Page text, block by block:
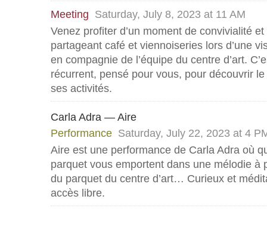
Meeting Saturday, July 8, 2023 at 11 AM
Venez profiter d’un moment de convivialité
partageant café et viennoiseries lors d’une
en compagnie de l’équipe du centre d’art.
récurrent, pensé pour vous, pour découvrir le
ses activités.
Carla Adra — Aire
Performance Saturday, July 22, 2023 at 4
Aire est une performance de Carla Adra où
parquet vous emportent dans une mélodie à
du parquet du centre d’art… Curieux et
accès libre.